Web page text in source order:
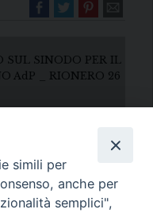
SUL SINODO PER IL
AdP _ RIONERO 26
simili per
anche per
semplici",